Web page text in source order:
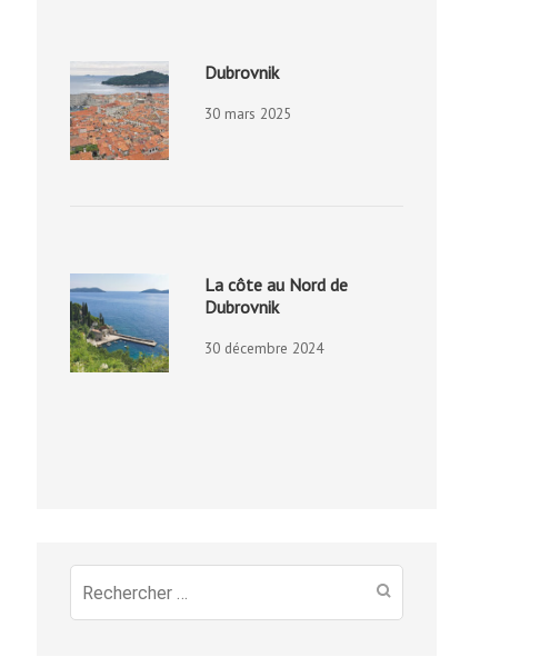
Dubrovnik
30 mars 2025
La côte au Nord de
Dubrovnik
30 décembre 2024
Recherche
pour